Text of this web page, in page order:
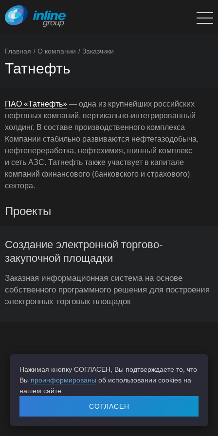
Главная О компании Заказчики
Татнефть
ПАО «Татнефть» — одна из крупнейших российских
нефтяных компаний, вертикально-интегрированный
холдинг. В составе производственного комплекса
Компании стабильно развиваются нефтегазодобыча,
нефтепереработка, нефтехимия, шинный комплекс
и сеть АЗС. Татнефть также участвует в капитале
компаний финансового (банковского и страхового)
сектора.
Проекты
Создание электронной торгово-
закупочной площадки
Заказная информационная система на основе
собственного программного решения для построения
электронных торговых площадок
+7 (473)212-12-38
contacts@inlinegroup-c.ru
© 2005-2026 ЗАО «Инлайн Груп Центр»
Нажимая кнопку СОГЛАСЕН, Вы подтверждаете то, что
Вы проинформированы об использовании cookies на
нашем сайте.
СОГЛАСЕН